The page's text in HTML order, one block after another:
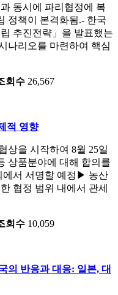
동시에 파리협정에 복
정책이 본격화됨.- 한국
추진전략」을 발표했는
나리오를 마련하여 핵심
회수 26,567
적 영향
상을 시작하여 8월 25일
상품분야에 대해 합의를
에서 서명할 예정▶ 농산
협정 범위 내에서 관세
회수 10,059
의 반응과 대응: 일본, 대